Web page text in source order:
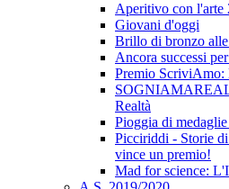
Aperitivo con l'arte
Giovani d'oggi
Brillo di bronzo
Ancora successi
Premio
Realtà
Pioggia di
Picciriddi - Storie
vince un premio!
Mad for science: